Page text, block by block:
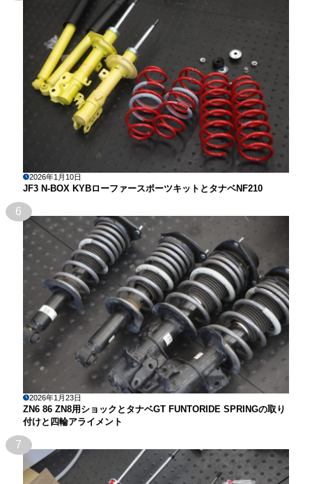
2026年1月10日
JF3 N-BOX KYBローファースポーツキットとタナベNF210
6
2026年1月23日
ZN6 86 ZN8用ショックとタナベGT FUNTORIDE SPRINGの取り
付けと四輪アライメント
7